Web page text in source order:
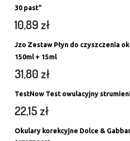
30 past"
10,89 zł
Jzo Zestaw Płyn do czyszczenia
150ml + 15ml
31,80 zł
TestNow Test owulacyjny
22,15 zł
Okulary korekcyjne Dolce &